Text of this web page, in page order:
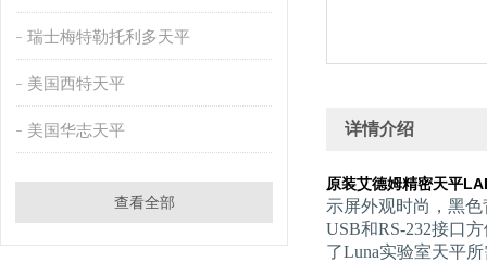
瑞士梅特勒托利多天平
美国西特天平
美国华志天平
查看全部
详情介绍
原装艾德姆精密天平
示屏外观时尚，黑
USB和RS-232接口
了Luna实验室天平